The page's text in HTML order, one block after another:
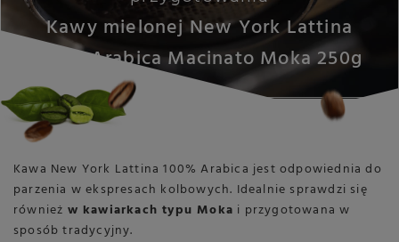
Kawy mielonej New York Lattina
100% Arabica Macinato Moka 250g
Kawa New York Lattina 100% Arabica jest odpowiednia do
parzenia w ekspresach kolbowych. Idealnie sprawdzi się
również w kawiarkach typu Moka i przygotowana w
sposób tradycyjny.